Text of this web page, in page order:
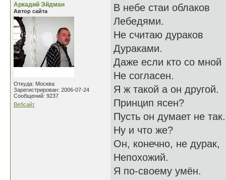
Аркадий Эйдман
Автор сайта
Откуда: Москва
Зарегистрирован: 2006-07-24
Сообщений: 9237
Вебсайт
В небе стаи облаков
Лебедями.
Не считаю дураков
Дураками.
Даже если кто со мной
Не согласен.
Я ж такой а он другой.
Принцип ясен?
Пусть он думает не так.
Ну и что же?
Он, конечно, не дурак,
Непохожий.
Я по-своему умён.